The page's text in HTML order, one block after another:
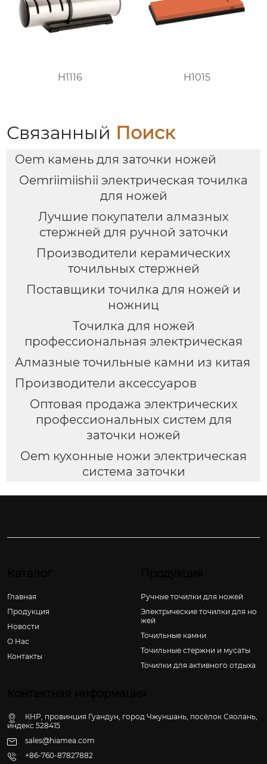
H1116 H1015
Связанный Поиск
Oem камень для заточки ножей
Oemriimiishii электрическая точилка
для ножей
Лучшие покупатели алмазных
стержней для ручной заточки
Производители керамических
точильных стержней
Поставщики точилка для ножей и
ножниц
Точилка для ножей
профессиональная электрическая
Алмазные точильные камни из китая
Производители аксессуаров
Оптовая продажа электрических
профессиональных систем для
заточки ножей
Oem кухонные ножи электрическая
система заточки
Главная
Продукция
Новости
О Hас
Контакты
Ручные точилки для ножей
Электрические точилки для но
жей
Точильные камни
Точильные стержни и мусаты
Точилки для активного отдыха
КНР, провинция Гуандун, город Чжуншань, посёлок Сяолань,
индекс 528415
sales@hiamea.com
+86-760-87827882